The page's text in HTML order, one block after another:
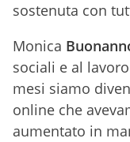
sostenuta con
Monica
sociali e al
mesi siamo
online che
aumentato in